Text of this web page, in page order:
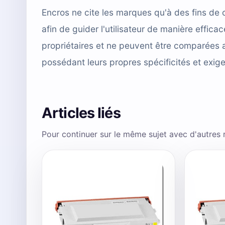
Encros ne cite les marques qu'à des fins
afin de guider l'utilisateur de manière
propriétaires et ne peuvent être comparées
possédant leurs propres spécificités et
Articles liés
Pour continuer sur le même sujet avec